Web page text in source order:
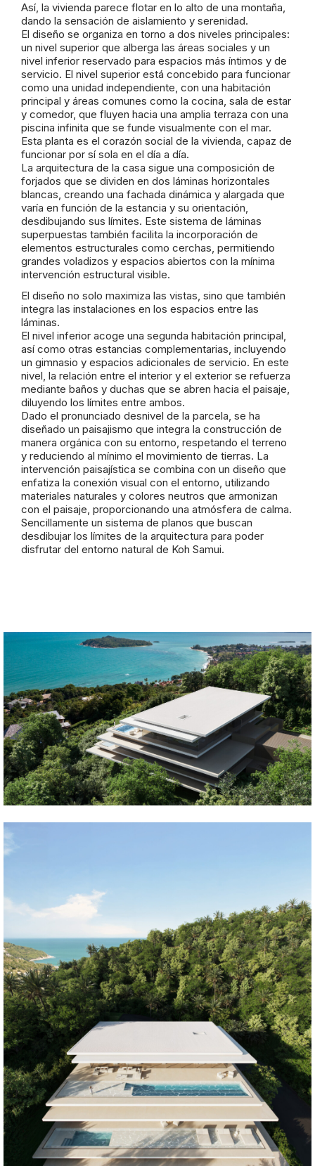
Así, la vivienda parece flotar en lo alto de una montaña,
dando la sensación de aislamiento y serenidad.
El diseño se organiza en torno a dos niveles principales:
un nivel superior que alberga las áreas sociales y un
nivel inferior reservado para espacios más íntimos y de
servicio. El nivel superior está concebido para funcionar
como una unidad independiente, con una habitación
principal y áreas comunes como la cocina, sala de estar
y comedor, que fluyen hacia una amplia terraza con una
piscina infinita que se funde visualmente con el mar.
Esta planta es el corazón social de la vivienda, capaz de
funcionar por sí sola en el día a día.​
La arquitectura de la casa sigue una composición de
forjados que se dividen en dos láminas horizontales
blancas, creando una fachada dinámica y alargada que
varía en función de la estancia y su orientación,
desdibujando sus límites. Este sistema de láminas
superpuestas también facilita la incorporación de
elementos estructurales como cerchas, permitiendo
grandes voladizos y espacios abiertos con la mínima
intervención estructural visible.
El diseño no solo maximiza las vistas, sino que también
integra las instalaciones en los espacios entre las
láminas.
El nivel inferior acoge una segunda habitación principal,
así como otras estancias complementarias, incluyendo
un gimnasio y espacios adicionales de servicio. En este
nivel, la relación entre el interior y el exterior se refuerza
mediante baños y duchas que se abren hacia el paisaje,
diluyendo los límites entre ambos.
Dado el pronunciado desnivel de la parcela, se ha
diseñado un paisajismo que integra la construcción de
manera orgánica con su entorno, respetando el terreno
y reduciendo al mínimo el movimiento de tierras. La
intervención paisajística se combina con un diseño que
enfatiza la conexión visual con el entorno, utilizando
materiales naturales y colores neutros que armonizan
con el paisaje, proporcionando una atmósfera de calma.
Sencillamente un sistema de planos que buscan
desdibujar los límites de la arquitectura para poder
disfrutar del entorno natural de Koh Samui.